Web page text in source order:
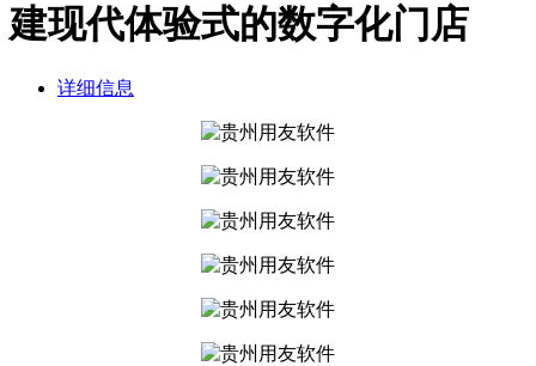
建现代体验式的数字化门店
详细信息